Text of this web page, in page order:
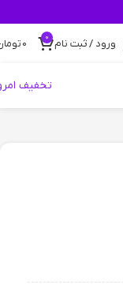
ورود / ثبت نام 0
0
تخفیف